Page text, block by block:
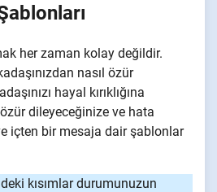
her zaman kolay değildir.
nasıl özür
hayal kırıklığına
özür dileyeceğinize ve hata
içten bir mesaja dair şablonlar
kısımlar durumunuzun